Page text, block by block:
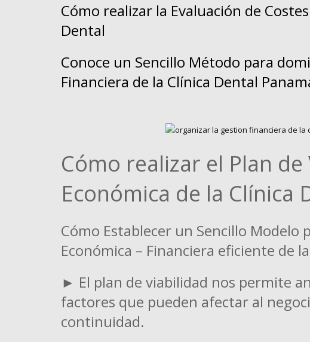
Cómo realizar la Evaluación de
Dental
Conoce un Sencillo Método para
Financiera de la Clínica Dental
Cómo realizar el Plan
Económica de la Clínica
Cómo Establecer un Sencillo Modelo
Económica – Financiera eficiente de
► El plan de viabilidad nos permite
factores que pueden afectar al
continuidad.